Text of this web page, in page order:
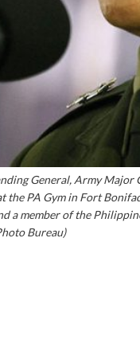
General, Army
PA Gym in Fort
a member of the
Bureau)